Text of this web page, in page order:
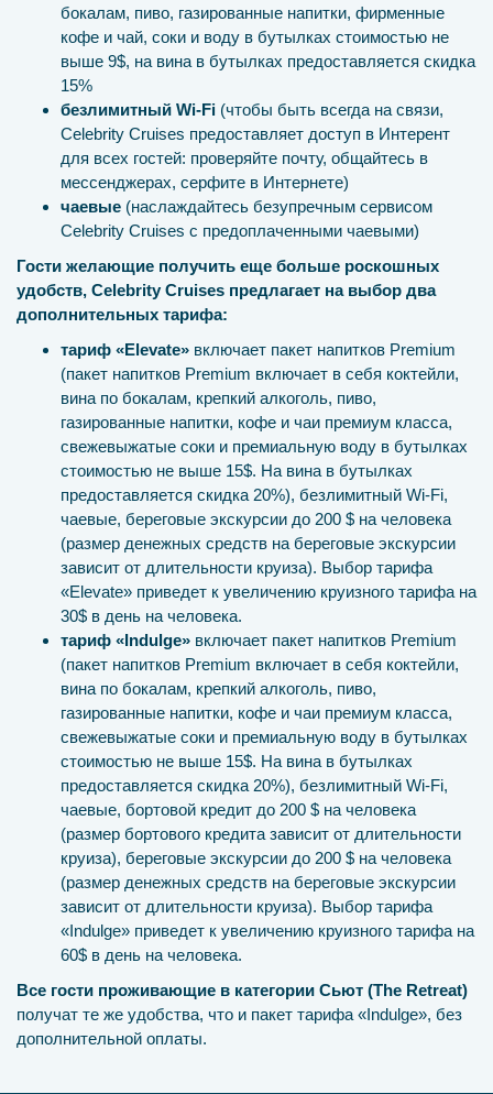
бокалам, пиво, газированные напитки, фирменные
кофе и чай, соки и воду в бутылках стоимостью не
выше 9$, на вина в бутылках предоставляется скидка
15%
безлимитный Wi-Fi (чтобы быть всегда на связи,
Celebrity Cruises предоставляет доступ в Интерент
для всех гостей: проверяйте почту, общайтесь в
мессенджерах, серфите в Интернете)
чаевые (наслаждайтесь безупречным сервисом
Celebrity Cruises с предоплаченными чаевыми)
Гости желающие получить еще больше роскошных
удобств, Celebrity Cruises предлагает на выбор два
дополнительных тарифа:
тариф «Elevate» включает пакет напитков Premium
(пакет напитков Premium включает в себя коктейли,
вина по бокалам, крепкий алкоголь, пиво,
газированные напитки, кофе и чаи премиум класса,
свежевыжатые соки и премиальную воду в бутылках
стоимостью не выше 15$. На вина в бутылках
предоставляется скидка 20%), безлимитный Wi-Fi,
чаевые, береговые экскурсии до 200 $ на человека
(размер денежных средств на береговые экскурсии
зависит от длительности круиза). Выбор тарифа
«Elevate» приведет к увеличению круизного тарифа на
30$ в день на человека.
тариф «Indulge» включает пакет напитков Premium
(пакет напитков Premium включает в себя коктейли,
вина по бокалам, крепкий алкоголь, пиво,
газированные напитки, кофе и чаи премиум класса,
свежевыжатые соки и премиальную воду в бутылках
стоимостью не выше 15$. На вина в бутылках
предоставляется скидка 20%), безлимитный Wi-Fi,
чаевые, бортовой кредит до 200 $ на человека
(размер бортового кредита зависит от длительности
круиза), береговые экскурсии до 200 $ на человека
(размер денежных средств на береговые экскурсии
зависит от длительности круиза). Выбор тарифа
«Indulge» приведет к увеличению круизного тарифа на
60$ в день на человека.
Все гости проживающие в категории Сьют (The Retreat)
получат те же удобства, что и пакет тарифа «Indulge», без
дополнительной оплаты.